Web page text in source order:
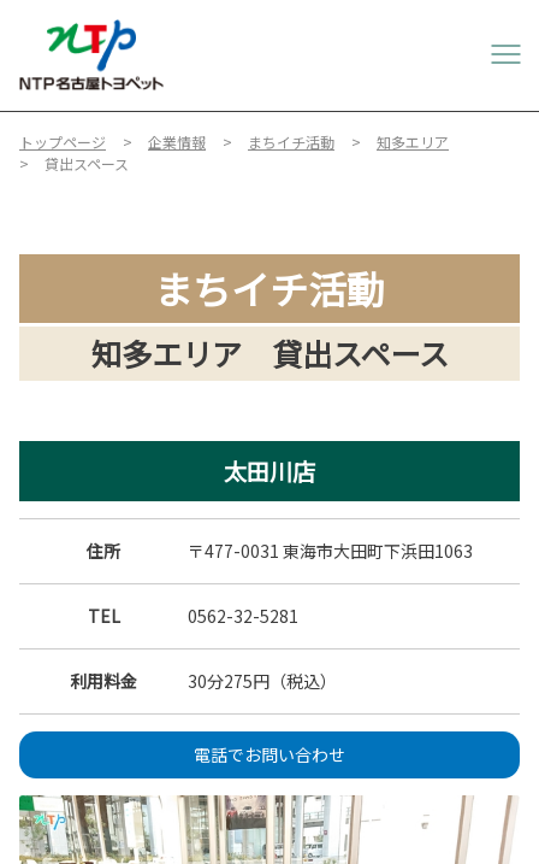
トップページ 企業情報 まちイチ活動
知多エリア
貸出スペース
まちイチ活動
知多エリア 貸出スペース
太田川店
住所 〒477-0031 東海市大田町下浜田1063
TEL 0562-32-5281
利用料金 30分275円（税込）
電話でお問い合わせ